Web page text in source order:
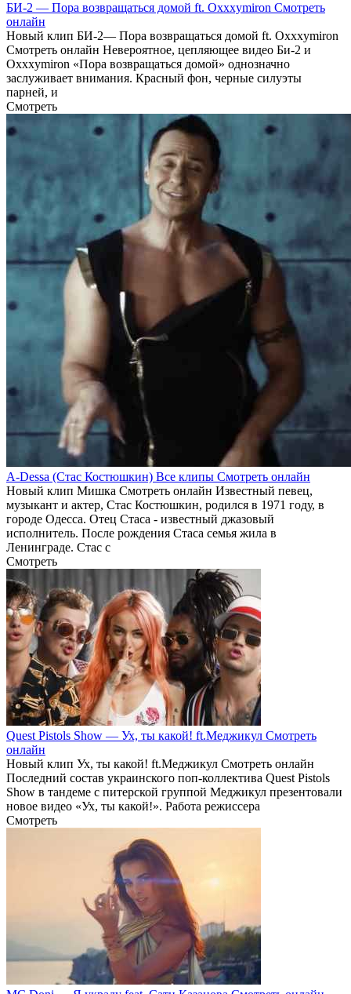
БИ-2 — Пора возвращаться домой ft. Oxxxymiron Смотреть
онлайн
Новый клип БИ-2— Пора возвращаться домой ft. Oxxxymiron
Смотреть онлайн Невероятное, цепляющее видео Би-2 и
Oxxxymiron «Пора возвращаться домой» однозначно
заслуживает внимания. Красный фон, черные силуэты
парней, и
Смотреть
A-Dessa (Стас Костюшкин) Все клипы Смотреть онлайн
Новый клип Мишка Смотреть онлайн Известный певец,
музыкант и актер, Стас Костюшкин, родился в 1971 году, в
городе Одесса. Отец Стаса - известный джазовый
исполнитель. После рождения Стаса семья жила в
Ленинграде. Стас с
Смотреть
Quest Pistols Show — Ух, ты какой! ft.Меджикул Смотреть
онлайн
Новый клип Ух, ты какой! ft.Меджикул Смотреть онлайн
Последний состав украинского поп-коллектива Quest Pistols
Show в тандеме с питерской группой Меджикул презентовали
новое видео «Ух, ты какой!». Работа режиссера
Смотреть